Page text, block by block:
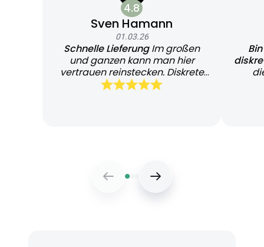
4.8
Sven Hamann
01.03.26
Schnelle LieferungIm großen
und ganzen kann man hier
vertrauen reinstecken. Diskrete
und schnelle Lieferung